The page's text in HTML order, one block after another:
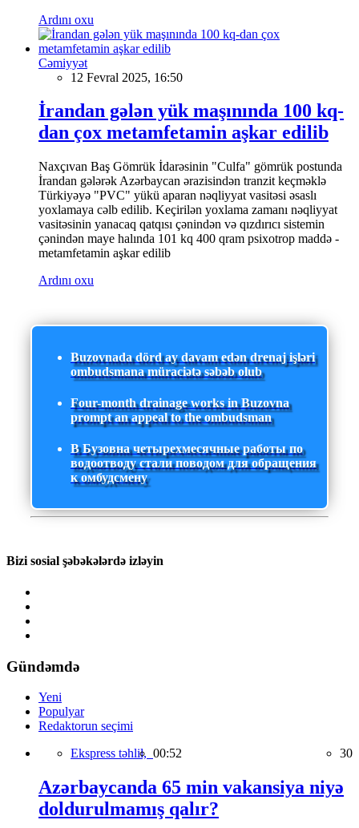
Ardını oxu
Cəmiyyət
12 Fevral 2025, 16:50
İrandan gələn yük maşınında 100 kq-
dan çox metamfetamin aşkar edilib
Naxçıvan Baş Gömrük İdarəsinin "Culfa" gömrük postunda
İrandan gələrək Azərbaycan ərazisindən tranzit keçməklə
Türkiyəyə "PVC" yükü aparan nəqliyyat vasitəsi əsaslı
yoxlamaya cəlb edilib. Keçirilən yoxlama zamanı nəqliyyat
vasitəsinin yanacaq qatqısı çənindən və qızdırıcı sistemin
çənindən maye halında 101 kq 400 qram psixotrop maddə -
metamfetamin aşkar edilib
Ardını oxu
Buzovnada dörd ay davam edən drenaj işləri
ombudsmana müraciətə səbəb olub
Four-month drainage works in Buzovna
prompt an appeal to the ombudsman
В Бузовна четырехмесячные работы по
водоотводу стали поводом для обращения
к омбудсмену
Bizi sosial şəbəkələrdə izləyin
Gündəmdə
Yeni
Populyar
Redaktorun seçimi
Ekspress təhlil, 00:52 30
Azərbaycanda 65 min vakansiya niyə
doldurulmamış qalır?